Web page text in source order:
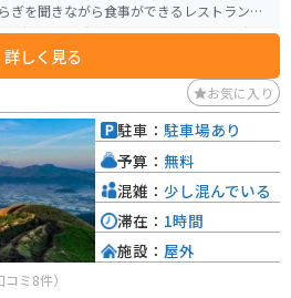
ぎを聞きながら食事ができるレストランな
ます。周辺には、日本名水百選に選ばれた
選ばれた「震動の滝」など、自然豊かな観
巡るのに最適なエリアです。 道の駅で
」を使った料理や、「ゆず胡椒」を使っ
春には周辺に咲く菜の花、秋には紅葉と、
きます。
詳しく見る
お気に入り
コミ8件）
駐車： 駐車場あり
予算： 無料
混雑： 少し混んでいる
滞在： 1時間
施設： 屋外